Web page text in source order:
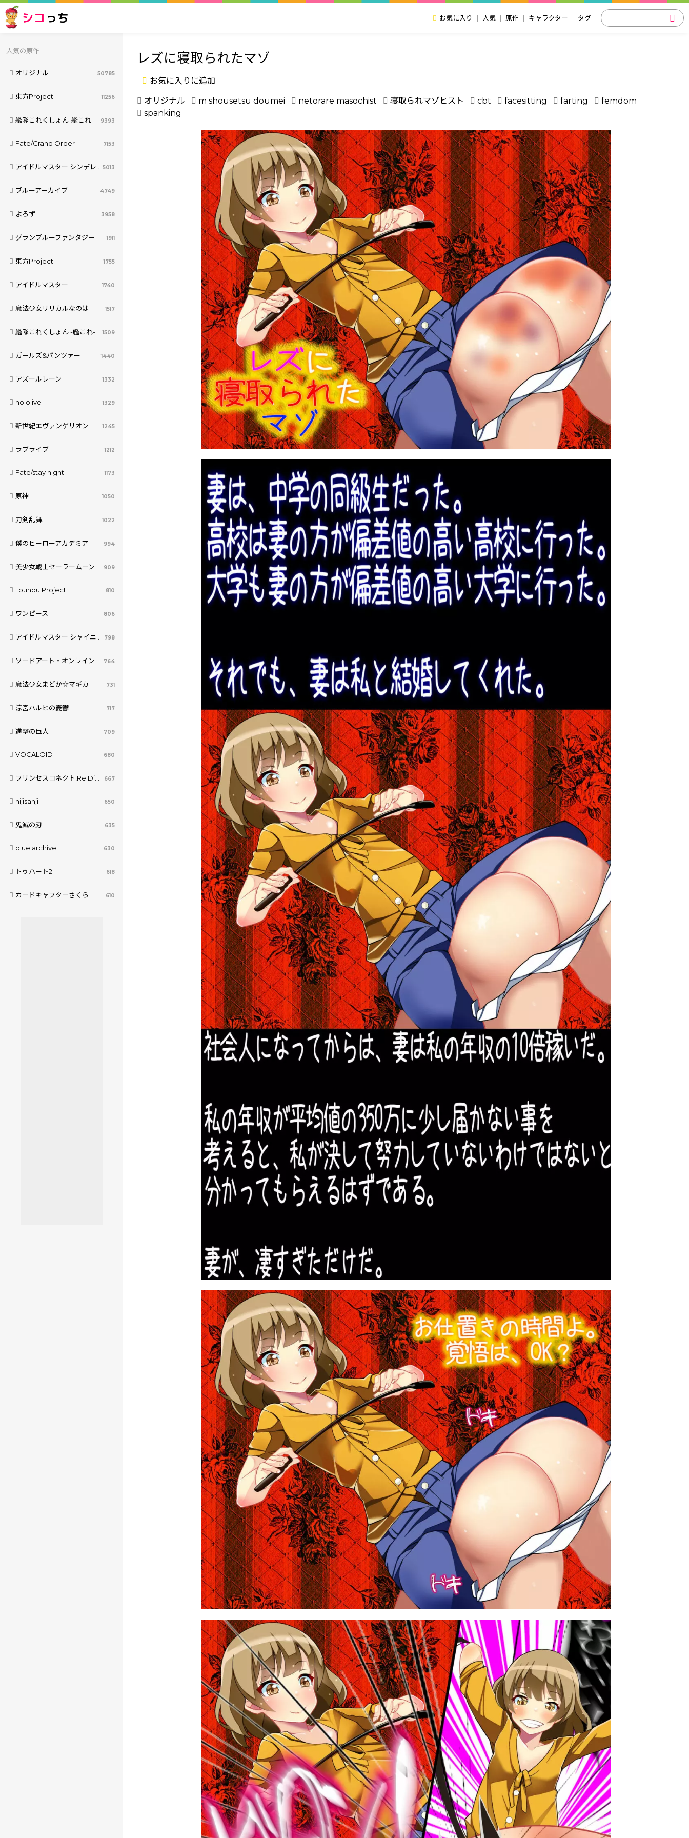
シコ っち お気に入り 人気 原作 キャラクター タグ
人気の原作
オリジナル 50785
東方Project 11256
艦隊これくしょん-艦これ- 9393
Fate/Grand Order 7153
アイドルマスター シンデレラガールズ 5013
ブルーアーカイブ 4749
よろず 3958
グランブルーファンタジー 1911
東方Project 1755
アイドルマスター 1740
魔法少女リリカルなのは 1517
艦隊これくしょん -艦これ- 1509
ガールズ&パンツァー 1440
アズールレーン 1332
hololive 1329
新世紀エヴァンゲリオン 1245
ラブライブ 1212
Fate/stay night 1173
原神 1050
刀剣乱舞 1022
僕のヒーローアカデミア 994
美少女戦士セーラームーン 909
Touhou Project 810
ワンピース 806
アイドルマスター シャイニーカラーズ 798
ソードアート・オンライン 764
魔法少女まどか☆マギカ 731
涼宮ハルヒの憂鬱 717
進撃の巨人 709
VOCALOID 680
プリンセスコネクト!Re:Dive 667
nijisanji 650
鬼滅の刃 635
blue archive 630
トゥハート2 618
カードキャプターさくら 610
レズに寝取られたマゾ
お気に入りに追加
オリジナル m shousetsu doumei netorare masochist 寝取られマゾヒスト cbt facesitting farting
femdom
spanking